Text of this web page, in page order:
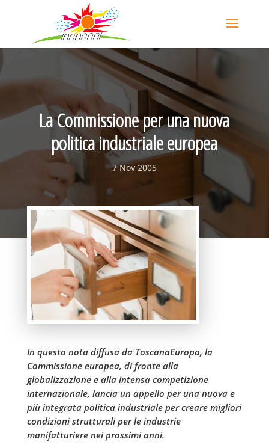
La Commissione per una nuova
politica industriale europea
7 Nov 2005
In questo nota diffusa da ToscanaEuropa, la
Commissione europea, di fronte alla
globalizzazione e alla intensa competizione
internazionale, lancia un appello per una nuova e
più integrata politica industriale per creare migliori
condizioni strutturali per le industrie
manifatturiere nei prossimi anni.